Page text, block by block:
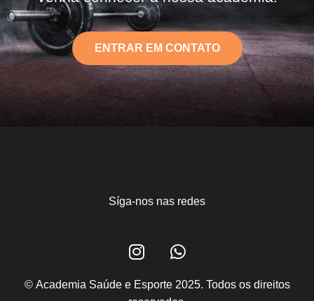
ENTRAR EM CONTATO
Síga-nos nas redes
© Academia Saúde e Esporte 2025. Todos os direitos